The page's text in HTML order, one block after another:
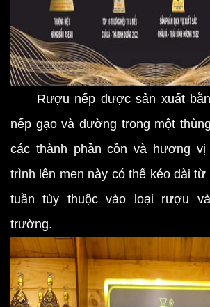
Rượu nếp được sản xuất
nếp gạo và đường trong một
các thành phần cồn và hương
trình lên men này có thể kéo dài từ
tuần tùy thuộc vào loại rượu
trường.